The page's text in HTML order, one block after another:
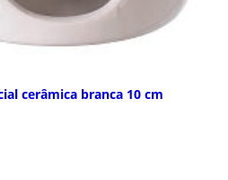
cerâmica branca 10 cm